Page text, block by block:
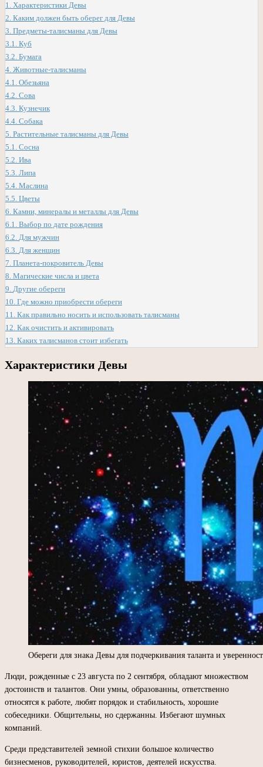
1. Характеристики Девы
2. Каким должен быть оберег для Девы
3. Предметы-талисманы для Девы
3.1. Куб
3.2. Бумага
4. Животные-талисманы
4.1. Обезьяна
4.2. Сова
4.3. Кузнечик
4.4. Собака
5. Растительные талисманы для Девы
5.1. Сосна
5.2. Ива
5.3. Липа
5.4. Маслина
5.5. Цветы
6. Камни, минералы и металлы для Девы
6.1. Выбор по дате рождения
6.2. Для мужчин
6.3. Для женщин
7. Планета-покровитель Девы
8. Магические числа и цвета
9. Другие обереги
10. Где можно приобрести обереги
11. Как правильно носить и использовать талисманы
12. Как очистить и активировать
13. Каких талисманов стоит избегать
Характеристики Девы
Обереги для знака Девы для подчеркивания таланта и
Люди, рожденные с 23 августа по 2 сентября, обладают множеством
достоинств и талантов. Они умны, образованны, ответственно
относятся к работе, любят порядок и стабильность, хорошие
собеседники. Общительны, но сдержанны. Избегают шумных
компаний.
Среди представителей земной стихии большое количество
бизнесменов, руководителей, юристов, деятелей искусства.